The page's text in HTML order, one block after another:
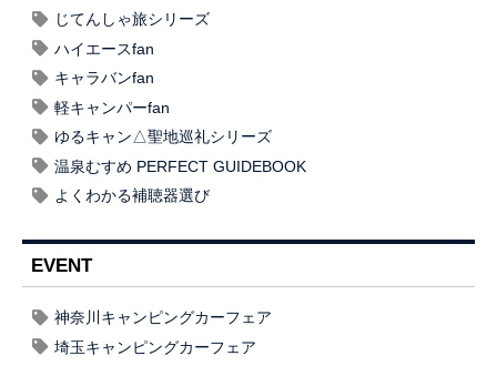
じてんしゃ旅シリーズ
ハイエースfan
キャラバンfan
軽キャンパーfan
ゆるキャン△聖地巡礼シリーズ
温泉むすめ PERFECT GUIDEBOOK
よくわかる補聴器選び
EVENT
神奈川キャンピングカーフェア
埼玉キャンピングカーフェア